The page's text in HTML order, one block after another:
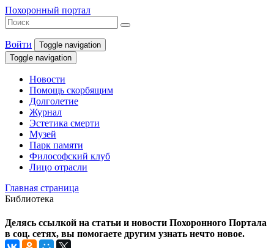
Похоронный портал
Войти
Toggle navigation
Toggle navigation
Новости
Помощь скорбящим
Долголетие
Журнал
Эстетика смерти
Музей
Парк памяти
Философский клуб
Лицо отрасли
Главная страница
Библиотека
Делясь ссылкой на статьи и новости Похоронного Портала
в соц. сетях, вы помогаете другим узнать нечто новое.